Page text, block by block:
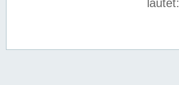
lautet: